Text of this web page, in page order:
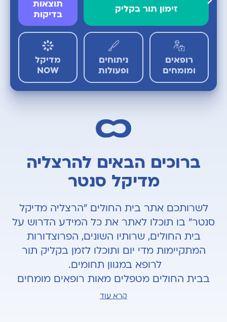
זימון תור בקליק
תוצאות
בדיקות
רופאים
ומומחים
ניתוחים
ופעולות
מדיקל
NOW
ברוכים הבאים להרצליה
מדיקל סנטר
לשרותכם אתר בית החולים "הרצליה מדיקל
סנטר" בו תוכלו לאתר את כל המידע הדרוש על
בית החולים, שרותיו השונים, הפרוצדורות
המתקיימות מדי יום ותוכלו לזמן בקליק תור
לרופא במגוון תחומים.
בבית החולים מטפלים מאות רופאים מומחים
מהבכירים בישראל העושים שימוש בטכנולוגיות
קרא עוד